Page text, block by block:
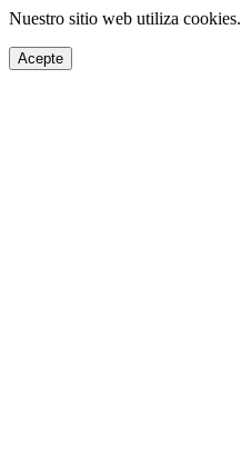
Nuestro sitio web utiliza cookies.
Acepte